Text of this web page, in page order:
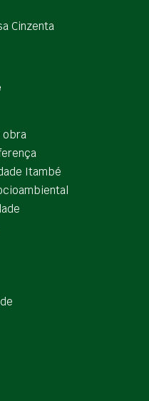
Cinzenta
obra
Itambé